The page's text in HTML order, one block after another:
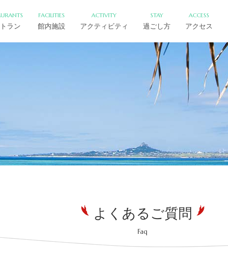
ラン
FACILITIES
館内施設
ACTIVITY
アクティビティ
STAY
過ごし方
ACCESS
アクセス
よくあるご質問
Faq